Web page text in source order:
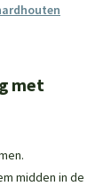
met
midden in de